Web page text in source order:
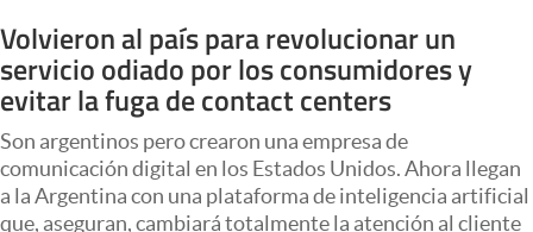
Negocios
Columnistas
Otras secciones
Apertura
Volvieron al país para revolucionar un
servicio odiado por los consumidores y
evitar la fuga de contact centers
Son argentinos pero crearon una empresa de
comunicación digital en los Estados Unidos. Ahora llegan
a la Argentina con una plataforma de inteligencia artificial
que, aseguran, cambiará totalmente la atención al cliente